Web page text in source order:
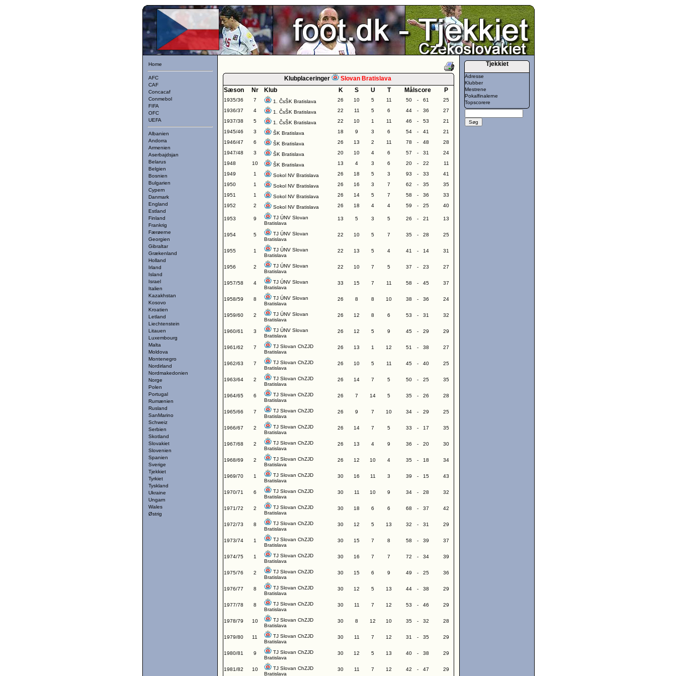
Home
AFC
CAF
Concacaf
Conmebol
FIFA
OFC
UEFA
Albanien
Andorra
Armenien
Aserbajdsjan
Belarus
Belgien
Bosnien
Bulgarien
Cypern
Danmark
England
Estland
Finland
Frankrig
Færøerne
Georgien
Gibraltar
Grækenland
Holland
Irland
Island
Israel
Italien
Kazakhstan
Kosovo
Kroatien
Letland
Liechtenstein
Litauen
Luxembourg
Malta
Moldova
Montenegro
Nordirland
Nordmakedonien
Norge
Polen
Portugal
Rumænien
Rusland
SanMarino
Schweiz
Serbien
Skotland
Slovakiet
Slovenien
Spanien
Sverige
Tjekkiet
Tyrkiet
Tyskland
Ukraine
Ungarn
Wales
Østrig
Klubplaceringer
Slovan Bratislava
Sæson
Nr Klub K S U T Målscore P
1935/36 7 1. ČsŠK Bratislava 26 10 5 11 50 - 61
25
1936/37
4 1. ČsŠK Bratislava 22 11 5 6 44 - 36
27
1937/38
5 1. ČsŠK Bratislava 22 10 1 11 46 - 53
21
1945/46
3 ŠK Bratislava 18 9 3 6 54 - 41
21
1946/47
6 ŠK Bratislava 26 13 2 11 78 - 48
28
1947/48
3 ŠK Bratislava 20 10 4 6 57 - 31
24
1948
10 ŠK Bratislava 13 4 3 6 20 - 22
11
1949
1 Sokol NV Bratislava 26 18 5 3 93 - 33
41
1950
1 Sokol NV Bratislava 26 16 3 7 62 - 35
35
1951
1 Sokol NV Bratislava 26 14 5 7 58 - 36
33
1952
2 Sokol NV Bratislava 26 18 4 4 59 - 25 40
1953 9
TJ ÚNV Slovan
Bratislava
13 5 3 5 26 - 21 13
1954 5
TJ ÚNV Slovan
Bratislava
22 10 5 7 35 - 28 25
1955 1
TJ ÚNV Slovan
Bratislava
22 13 5 4 41 - 14 31
1956 2
TJ ÚNV Slovan
Bratislava
22 10 7 5 37 - 23 27
1957/58 4
TJ ÚNV Slovan
Bratislava
33 15 7 11 58 - 45 37
1958/59 8
TJ ÚNV Slovan
Bratislava
26 8 8 10 38 - 36 24
1959/60 2
TJ ÚNV Slovan
Bratislava
26 12 8 6 53 - 31 32
1960/61 3
TJ ÚNV Slovan
Bratislava
26 12 5 9 45 - 29 29
1961/62 7
TJ Slovan ChZJD
Bratislava
26 13 1 12 51 - 38 27
1962/63 7
TJ Slovan ChZJD
Bratislava
26 10 5 11 45 - 40 25
1963/64 2
TJ Slovan ChZJD
Bratislava
26 14 7 5 50 - 25 35
1964/65 6
TJ Slovan ChZJD
Bratislava
26 7 14 5 35 - 26 28
1965/66 7
TJ Slovan ChZJD
Bratislava
26 9 7 10 34 - 29 25
1966/67 2
TJ Slovan ChZJD
Bratislava
26 14 7 5 33 - 17 35
1967/68 2
TJ Slovan ChZJD
Bratislava
26 13 4 9 36 - 20 30
1968/69 2
TJ Slovan ChZJD
Bratislava
26 12 10 4 35 - 18 34
1969/70 1
TJ Slovan ChZJD
Bratislava
30 16 11 3 39 - 15 43
1970/71 6
TJ Slovan ChZJD
Bratislava
30 11 10 9 34 - 28 32
1971/72 2
TJ Slovan ChZJD
Bratislava
30 18 6 6 68 - 37 42
1972/73 8
TJ Slovan ChZJD
Bratislava
30 12 5 13 32 - 31 29
1973/74 1
TJ Slovan ChZJD
Bratislava
30 15 7 8 58 - 39 37
1974/75 1
TJ Slovan ChZJD
Bratislava
30 16 7 7 72 - 34 39
1975/76 2
TJ Slovan ChZJD
Bratislava
30 15 6 9 49 - 25 36
1976/77 8
TJ Slovan ChZJD
Bratislava
30 12 5 13 44 - 38 29
1977/78 8
TJ Slovan ChZJD
Bratislava
30 11 7 12 53 - 46 29
1978/79 10
TJ Slovan ChZJD
Bratislava
30 8 12 10 35 - 32 28
1979/80 11
TJ Slovan ChZJD
Bratislava
30 11 7 12 31 - 35 29
1980/81 9
TJ Slovan ChZJD
Bratislava
30 12 5 13 40 - 38 29
1981/82 10
TJ Slovan ChZJD
Bratislava
30 11 7 12 42 - 47 29
Tjekkiet
Adresse
Klubber
Mestrene
Pokalfinalerne
Topscorere